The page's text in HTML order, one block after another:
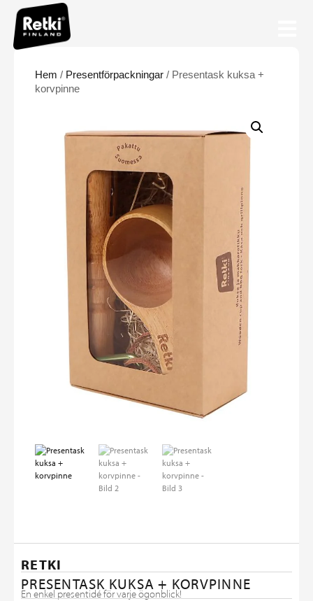
Hem / Presentförpackningar / Presentask kuksa +
korvpinne
RETKI
PRESENTASK KUKSA + KORVPINNE
En enkel presentidé för varje ögonblick!